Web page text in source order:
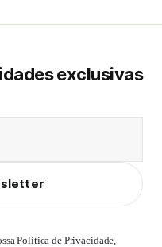
exclusivas
Política de Privacidade,